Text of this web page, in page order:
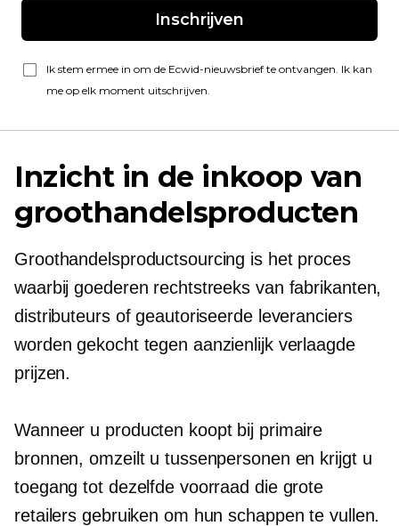
Inschrijven
Ik stem ermee in om de Ecwid-nieuwsbrief te ontvangen. Ik kan
me op elk moment uitschrijven.
Inzicht in de inkoop van
groothandelsproducten
Groothandelsproductsourcing is het proces
waarbij goederen rechtstreeks van fabrikanten,
distributeurs of geautoriseerde leveranciers
worden gekocht tegen aanzienlijk verlaagde
prijzen.
Wanneer u producten koopt bij primaire
bronnen, omzeilt u tussenpersonen en krijgt u
toegang tot dezelfde voorraad die grote
retailers gebruiken om hun schappen te vullen.